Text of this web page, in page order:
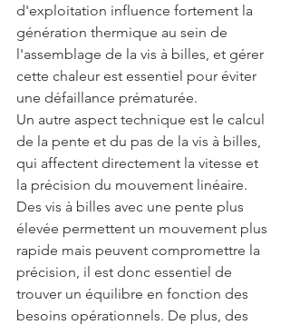
d'exploitation influence fortement la
génération thermique au sein de
l'assemblage de la vis à billes, et gérer
cette chaleur est essentiel pour éviter
une défaillance prématurée.
Un autre aspect technique est le calcul
de la pente et du pas de la vis à billes,
qui affectent directement la vitesse et
la précision du mouvement linéaire.
Des vis à billes avec une pente plus
élevée permettent un mouvement plus
rapide mais peuvent compromettre la
précision, il est donc essentiel de
trouver un équilibre en fonction des
besoins opérationnels. De plus, des